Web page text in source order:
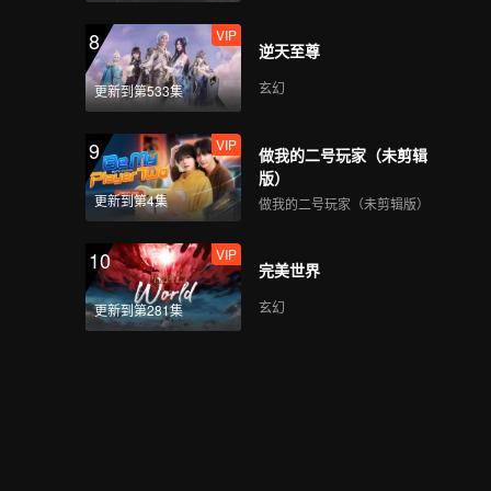
8
更新到第533集
VIP
逆天至尊
玄幻
9
更新到第4集
VIP
做我的二号玩家（未剪辑
版）
做我的二号玩家（未剪辑版）
10
更新到第281集
VIP
完美世界
玄幻